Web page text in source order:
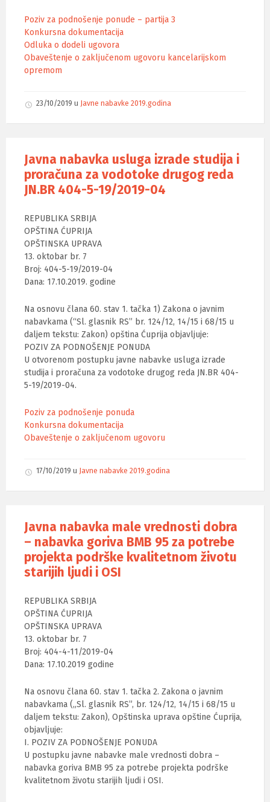
Poziv za podnošenje ponude – partija 3
Konkursna dokumentacija
Odluka o dodeli ugovora
Obaveštenje o zaključenom ugovoru kancelarijskom
opremom
23/10/2019 u Javne nabavke 2019.godina
Javna nabavka usluga izrade studija i
proračuna za vodotoke drugog reda
JN.BR 404-5-19/2019-04
REPUBLIKA SRBIJA
OPŠTINA ĆUPRIJA
OPŠTINSKA UPRAVA
13. oktobar br. 7
Broj: 404-5-19/2019-04
Dana: 17.10.2019. godine
Na osnovu člana 60. stav 1. tačka 1) Zakona o javnim
nabavkama (“Sl. glasnik RS” br. 124/12, 14/15 i 68/15 u
daljem tekstu: Zakon) opština Ćuprija objavljuje:
POZIV ZA PODNOŠENJE PONUDA
U otvorenom postupku javne nabavke usluga izrade
studija i proračuna za vodotoke drugog reda JN.BR 404-
5-19/2019-04.
Poziv za podnošenje ponuda
Konkursna dokumentacija
Obaveštenje o zaključenom ugovoru
17/10/2019 u Javne nabavke 2019.godina
Javna nabavka male vrednosti dobra
– nabavka goriva BMB 95 za potrebe
projekta podrške kvalitetnom životu
starijih ljudi i OSI
REPUBLIKA SRBIJA
OPŠTINA ĆUPRIJA
OPŠTINSKA UPRAVA
13. oktobar br. 7
Broj: 404-4-11/2019-04
Dana: 17.10.2019 godine
Na osnovu člana 60. stav 1. tačka 2. Zakona o javnim
nabavkama („Sl. glasnik RS”, br. 124/12, 14/15 i 68/15 u
daljem tekstu: Zakon), Opštinska uprava opštine Ćuprija,
objavljuje:
I. POZIV ZA PODNOŠENJE PONUDA
U postupku javne nabavke male vrednosti dobra –
nabavka goriva BMB 95 za potrebe projekta podrške
kvalitetnom životu starijih ljudi i OSI.